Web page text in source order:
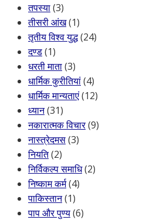
तपस्या(3)
तीसरी आंख(1)
तृतीय विश्व युद्ध(24)
दण्ड(1)
धरती माता(3)
धार्मिक कुरीतियां(4)
धार्मिक मान्यताएं(12)
ध्यान(31)
नकारात्मक विचार(9)
नास्त्रेदमस(3)
नियति(2)
निर्विकल्प समाधि(2)
निष्काम कर्म(4)
पाकिस्तान(1)
पाप और पुण्य(6)